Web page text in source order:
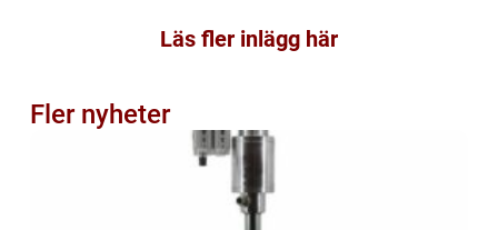
Läs fler inlägg här
Fler nyheter